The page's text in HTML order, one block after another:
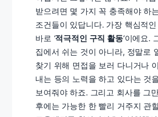
받으려면 몇 가지 꼭 충족해야 하
조건들이 있답니다. 가장 핵심적
바로 ‘적극적인 구직 활동‘이에요.
집에서 쉬는 것이 아니라, 정말로
찾기 위해 면접을 보러 다니거나
내는 등의 노력을 하고 있다는 것
보여줘야 하죠. 그리고 회사를 그
후에는 가능한 한 빨리 거주지 관